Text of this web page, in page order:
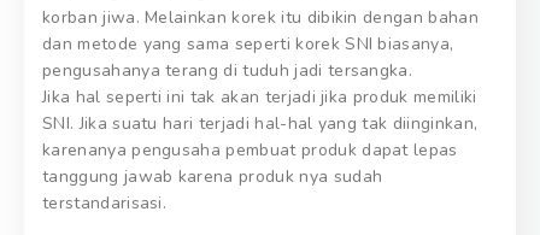
korban jiwa. Melainkan korek itu dibikin dengan bahan
dan metode yang sama seperti korek SNI biasanya,
pengusahanya terang di tuduh jadi tersangka.
Jika hal seperti ini tak akan terjadi jika produk memiliki
SNI. Jika suatu hari terjadi hal-hal yang tak diinginkan,
karenanya pengusaha pembuat produk dapat lepas
tanggung jawab karena produk nya sudah
terstandarisasi.